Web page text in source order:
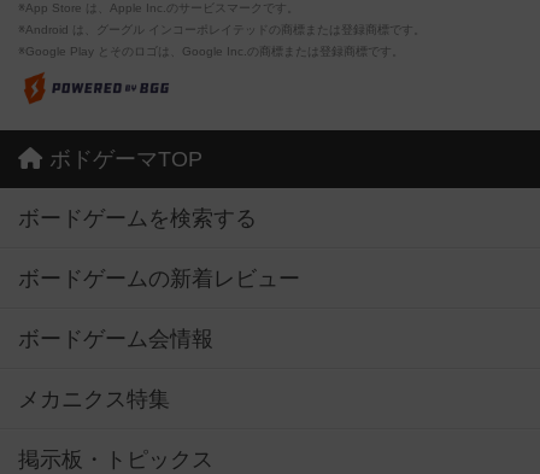
※App Store は、Apple Inc.のサービスマークです。
※Android は、グーグル インコーポレイテッドの商標または登録商標です。
※Google Play とそのロゴは、Google Inc.の商標または登録商標です。
ボドゲーマTOP
ボードゲームを検索する
ボードゲームの新着レビュー
ボードゲーム会情報
メカニクス特集
掲示板・トピックス